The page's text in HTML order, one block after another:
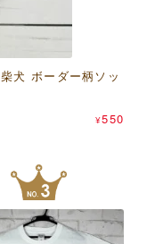
犬 ボーダー柄ソッ
¥550
竹うちわグリーテ
¥638
文鳥